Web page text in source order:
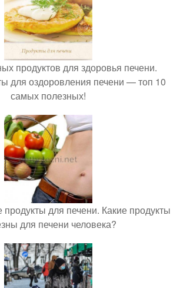
продуктов для здоровья печени.
для оздоровления печени — топ 10
самых полезных!
для печени. Какие продукты
для печени человека?